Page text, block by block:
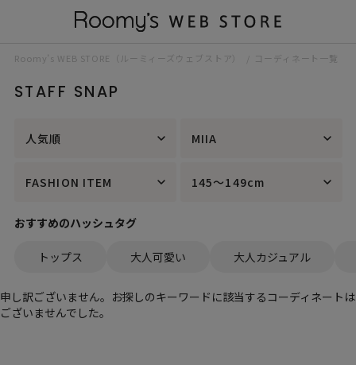
Roomy’s WEB STORE（ルーミィーズウェブストア） コーディネート一覧
STAFF SNAP
人気順 MIIA
FASHION ITEM 145～149cm
おすすめのハッシュタグ
トップス 大人可愛い 大人カジュアル
申し訳ございません。お探しのキーワードに該当するコーディネートは
ございませんでした。